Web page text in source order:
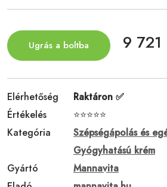
Ugrás a boltba 9 721
Elérhetőség
Raktáron ✅
Értékelés
⭐⭐⭐⭐⭐
Kategória
Szépségápolás és
Gyógyhatású krém
Gyártó
Mannavita